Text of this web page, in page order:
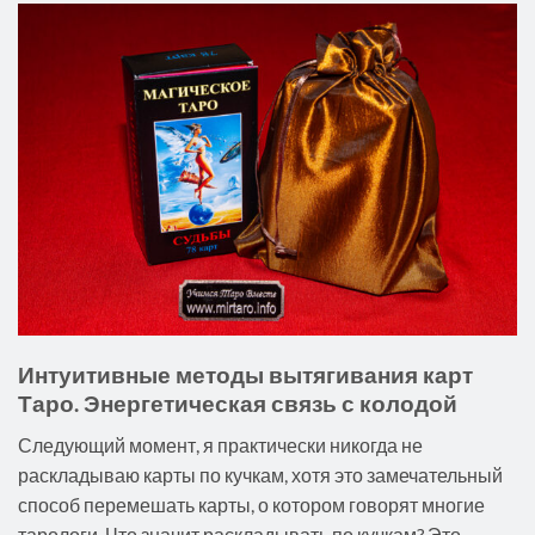
Интуитивные методы вытягивания карт
Таро. Энергетическая связь с колодой
Следующий момент, я практически никогда не
раскладываю карты по кучкам, хотя это замечательный
способ перемешать карты, о котором говорят многие